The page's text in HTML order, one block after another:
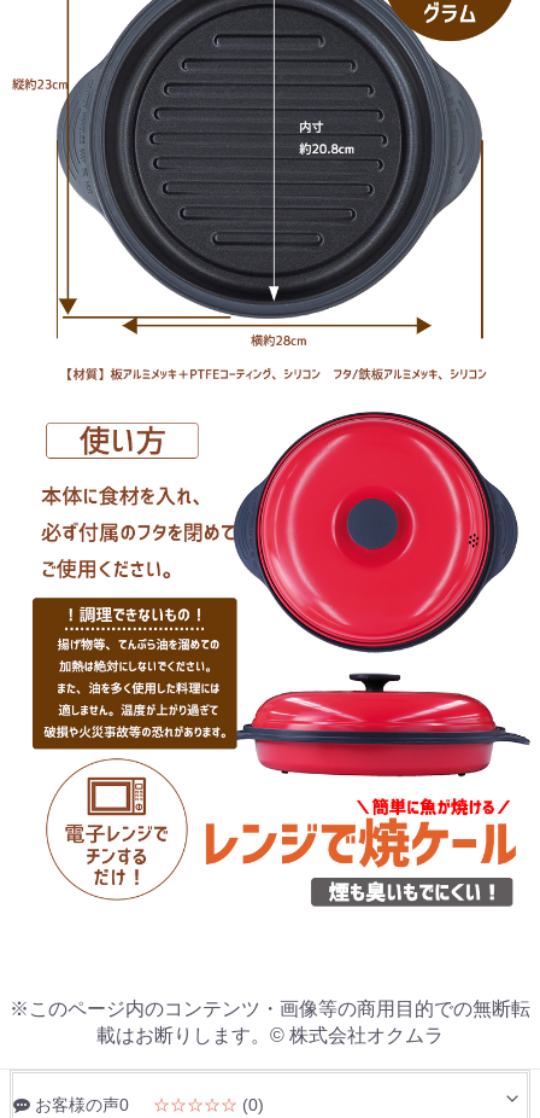
※このページ内のコンテンツ・画像等の商用目的での無断転
載はお断りします。© 株式会社オクムラ
お客様の声0 ☆☆☆☆☆ (0)